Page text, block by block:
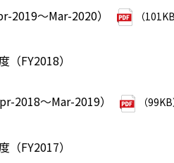
2019～Mar-2020） （
（FY2018）
2018～Mar-2019） （
（FY2017）